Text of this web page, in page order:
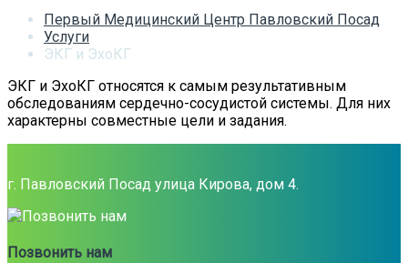
Первый Медицинский Центр Павловский Посад
Услуги
ЭКГ и ЭхоКГ
ЭКГ и ЭхоКГ относятся к самым результативным
обследованиям сердечно-сосудистой системы. Для них
характерны совместные цели и задания.
г. Павловский Посад улица Кирова, дом 4.
Позвонить нам